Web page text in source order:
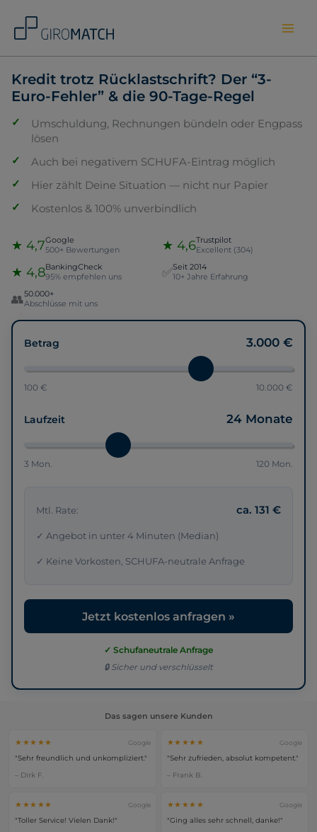
content
Kredit trotz Rücklastschrift? Der “3-
Euro-Fehler” & die 90-Tage-Regel
Umschuldung, Rechnungen bündeln oder Engpass
lösen
Auch bei negativem SCHUFA-Eintrag möglich
Hier zählt Deine Situation — nicht nur Papier
Kostenlos & 100% unverbindlich
★ 4,7Google
500+ Bewertungen ★ 4,6Trustpilot
Excellent (304)
★ 4,8BankingCheck
95% empfehlen uns ✅Seit 2014
10+ Jahre Erfahrung
👥50.000+
Abschlüsse mit uns
Betrag 3.000 €
100 € 10.000 €
Laufzeit 24 Monate
3 Mon. 120 Mon.
Mtl. Rate: ca. 131 €
✓ Angebot in unter 4 Minuten (Median)
✓ Keine Vorkosten, SCHUFA-neutrale Anfrage
Jetzt kostenlos anfragen »
✓ Schufaneutrale Anfrage
🔒 Sicher und verschlüsselt
Das sagen unsere Kunden
★★★★★ Google
"Sehr freundlich und unkompliziert."
– Dirk F.
★★★★★ Google
"Sehr zufrieden, absolut kompetent."
– Frank B.
★★★★★ Google
"Toller Service! Vielen Dank!"
★★★★★ Google
"Ging alles sehr schnell, danke!"